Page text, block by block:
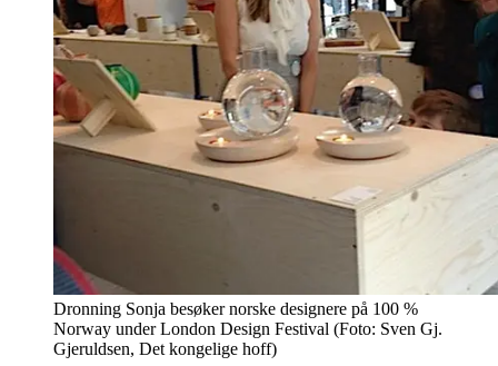
Dronning Sonja besøker norske designere på 100 %
Norway under London Design Festival (Foto: Sven Gj.
Gjeruldsen, Det kongelige hoff)